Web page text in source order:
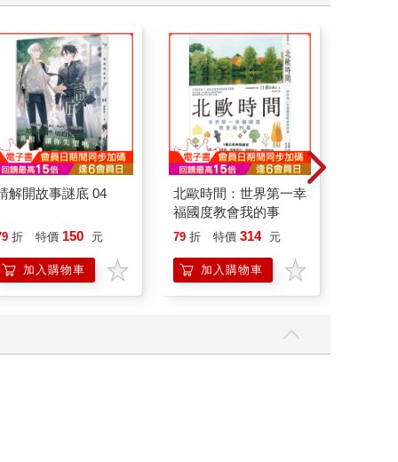
解開故事謎底 04
折 特價 150 元
加入購物車
北歐時間：世界第一幸
福國度教會我的事
79 折 特價 314 元
加入購物車